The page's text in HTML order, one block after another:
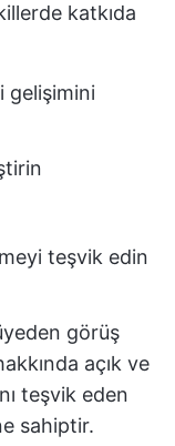
katkıda
gelişimini
teşvik edin
görüş
açık ve
teşvik eden
sahiptir.